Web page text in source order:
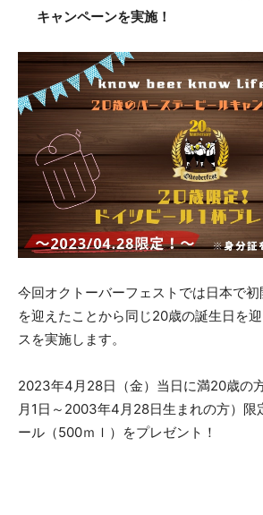
キャンペーンを実施！
今回オクトーバーフェストでは日本で
を迎えたことから同じ20歳の誕生日を
スを実施します。
2023年4月28日（金）当日に満20歳の
月1日～2003年4月28日生まれの方）限
ール（500ｍｌ）をプレゼント！